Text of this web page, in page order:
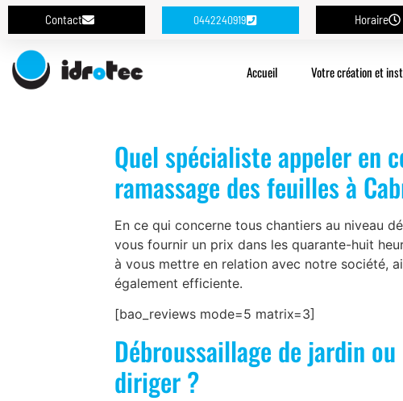
Contact 0442240919 Horaire
Accueil Votre création et
Quel spécialiste appeler en
ramassage des feuilles à
En ce qui concerne tous chantiers au niveau
vous fournir un prix dans les quarante-huit
à vous mettre en relation avec notre société,
également efficiente.
[bao_reviews mode=5 matrix=3]
Débroussaillage de jardin
diriger ?